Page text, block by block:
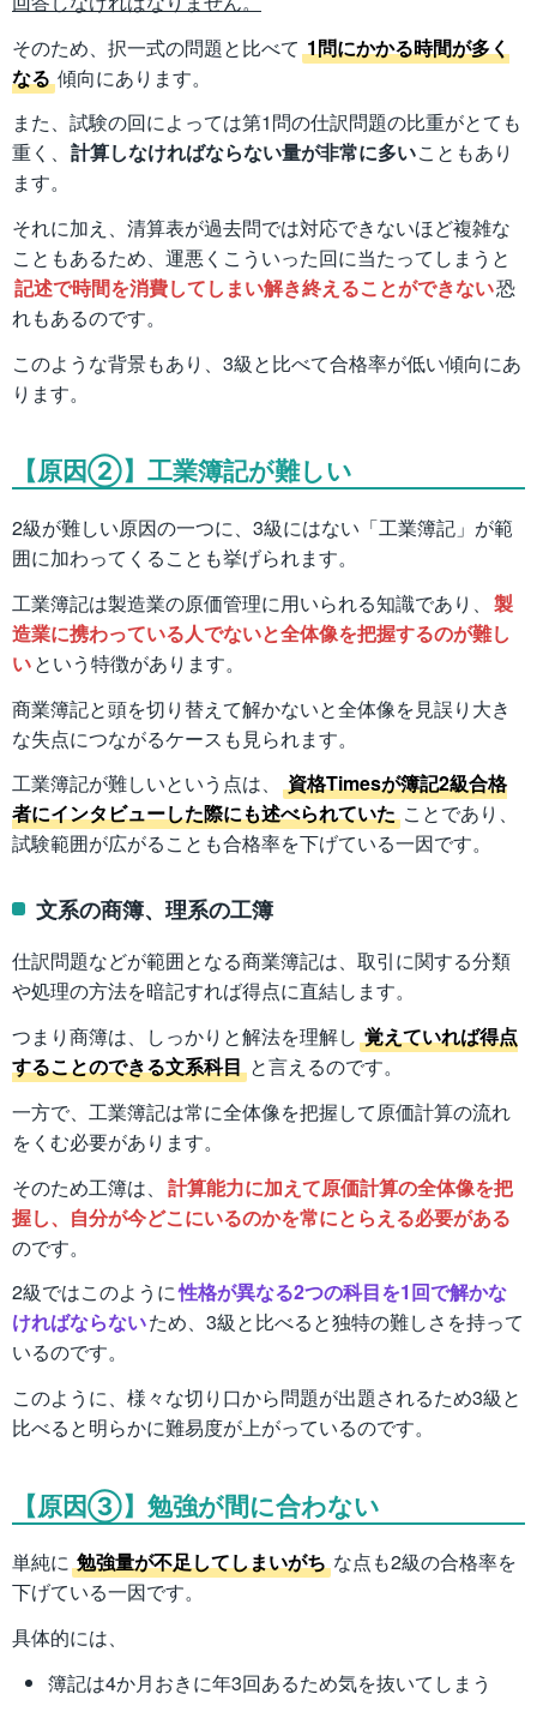
そのため、択一式の問題と比べて 1問にかかる時間が多く
なる 傾向にあります。
また、試験の回によっては第1問の仕訳問題の比重がとても
重く、 計算しなければならない量が非常に多いこともあり
ます。
それに加え、清算表が過去問では対応できないほど複雑な
こともあるため、運悪くこういった回に当たってしまうと
記述で時間を消費してしまい解き終えることができない恐
れもあるのです。
このような背景もあり、3級と比べて合格率が低い傾向にあ
ります。
【原因②】工業簿記が難しい
2級が難しい原因の一つに、3級にはない「工業簿記」が範
囲に加わってくることも挙げられます。
工業簿記は製造業の原価管理に用いられる知識であり、 製
造業に携わっている人でないと全体像を把握するのが難し
いという特徴があります。
商業簿記と頭を切り替えて解かないと全体像を見誤り大き
な失点につながるケースも見られます。
工業簿記が難しいという点は、
資格Timesが簿記2級合格
者にインタビューした際にも述べられていた ことであり、
試験範囲が広がることも合格率を下げている一因です。
文系の商簿、理系の工簿
仕訳問題などが範囲となる商業簿記は、取引に関する分類
や処理の方法を暗記すれば得点に直結します。
つまり商簿は、しっかりと解法を理解し 覚えていれば得点
することのできる文系科目 と言えるのです。
一方で、工業簿記は常に全体像を把握して原価計算の流れ
をくむ必要があります。
そのため工簿は、 計算能力に加えて原価計算の全体像を把
握し、自分が今どこにいるのかを常にとらえる必要がある
のです。
2級ではこのように性格が異なる2つの科目を1回で解かな
ければならないため、3級と比べると独特の難しさを持って
いるのです。
このように、様々な切り口から問題が出題されるため3級と
比べると明らかに難易度が上がっているのです。
【原因③】勉強が間に合わない
単純に 勉強量が不足してしまいがち な点も2級の合格率を
下げている一因です。
具体的には、
簿記は4か月おきに年3回あるため気を抜いてしまう